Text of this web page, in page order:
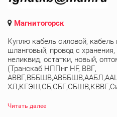
Магнитогорск
Куплю кабель силовой, кабель
шланговый, провод с
неликвид, остатки, новый,
(Транскаб НППнг HF, ВВГ,
Читать далее